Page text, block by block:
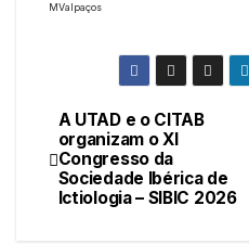
MValpaços
Navegação
de
artigos
A UTAD e o CITAB
organizam o XI
Congresso da
Sociedade Ibérica de
Ictiologia – SIBIC 2026